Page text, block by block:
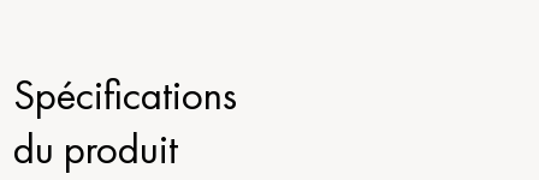
Spécifications
du produit